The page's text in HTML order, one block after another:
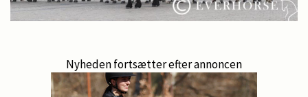
Nyheden fortsætter efter annoncen